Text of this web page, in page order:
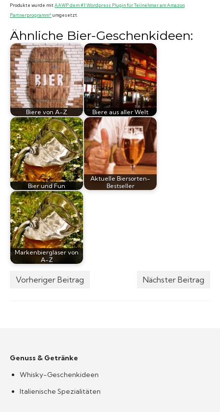
Produkte wurde mitAAWP dem #1 Wordpress Plugin für Teilnehmer am Amazon
Partnerprogramm* umgesetzt.
Ähnliche Bier-Geschenkideen:
Biere von A-Z Biere aus aller Welt
Bier und Fun
Aktuelle Biersorten-
Bestseller
Markenbiergläser von
A-Z
Vorheriger Beitrag Nächster Beitrag
Genuss & Getränke
Whisky-Geschenkideen
Italienische Spezialitäten